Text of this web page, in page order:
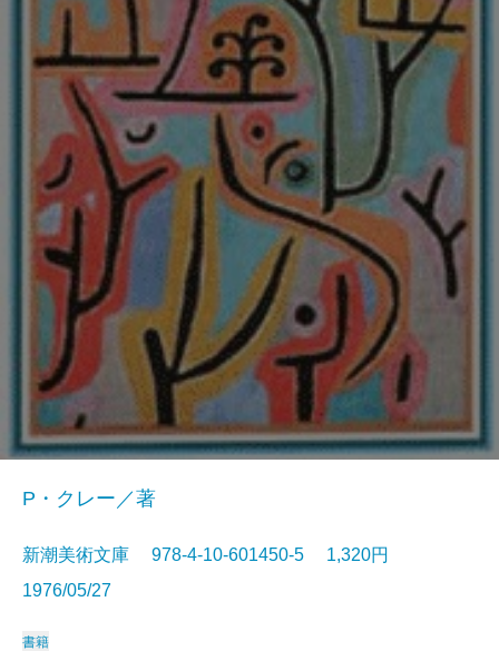
P・クレー／著
新潮美術文庫 978-4-10-601450-5 1,320円
1976/05/27
書籍